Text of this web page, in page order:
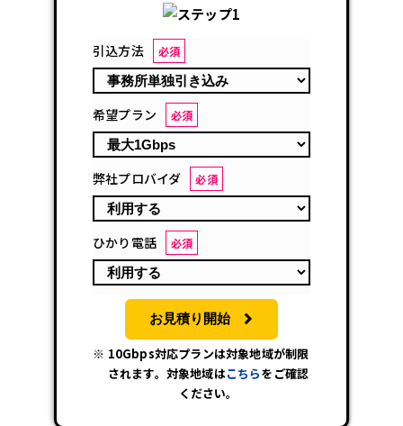
引込方法 必須
希望プラン 必須
弊社プロバイダ 必須
ひかり電話 必須
お見積り開始
10Gbps対応プランは対象地域が制限
されます。対象地域はこちらをご確認
ください。